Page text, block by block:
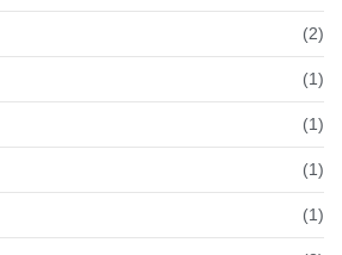
(2)
(1)
(1)
(1)
(1)